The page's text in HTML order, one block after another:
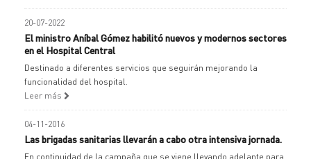
20-07-2022
El ministro Aníbal Gómez habilitó nuevos y modernos sectores
en el Hospital Central
Destinado a diferentes servicios que seguirán mejorando la
funcionalidad del hospital.
Leer más
04-11-2016
Las brigadas sanitarias llevarán a cabo otra intensiva jornada.
En continuidad de la campaña que se viene llevando adelante para